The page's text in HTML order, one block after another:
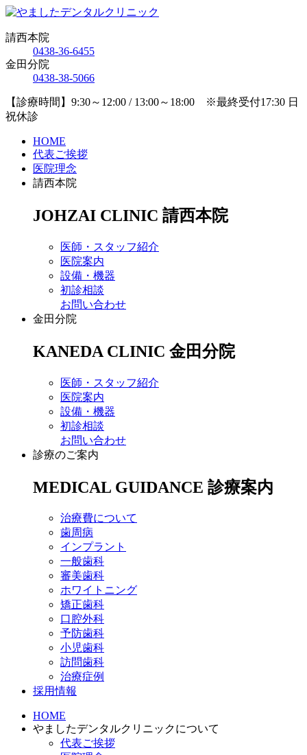
請西本院
0438-36-6455
金田分院
0438-38-5066
【診療時間】9:30～12:00 / 13:00～18:00 ※最終受付17:30 日
祝休診
HOME
代表ご挨拶
医院理念
請西本院
JOHZAI CLINIC 請西本院
医師・スタッフ紹介
医院案内
設備・機器
初診相談
お問い合わせ
金田分院
KANEDA CLINIC 金田分院
医師・スタッフ紹介
医院案内
設備・機器
初診相談
お問い合わせ
診療のご案内
MEDICAL GUIDANCE 診療案内
治療費について
歯周病
インプラント
一般歯科
審美歯科
ホワイトニング
矯正歯科
口腔外科
予防歯科
小児歯科
訪問歯科
治療症例
採用情報
HOME
やましたデンタルクリニックについて
代表ご挨拶